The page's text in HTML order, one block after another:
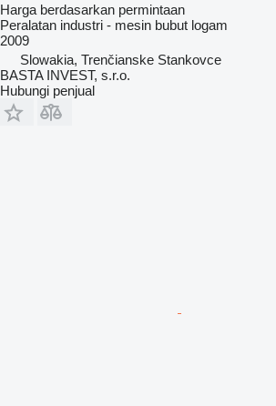
Harga berdasarkan permintaan
Peralatan industri - mesin bubut logam
2009
Slowakia, Trenčianske Stankovce
BASTA INVEST, s.r.o.
Hubungi penjual